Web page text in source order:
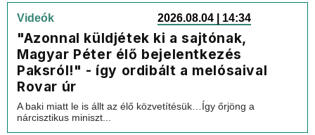
Videók 2026.08.04 | 14:34
"Azonnal küldjétek ki a sajtónak,
Magyar Péter élő bejelentkezés
Paksról!" - így ordibált a melósaival
Rovar úr
A baki miatt le is állt az élő közvetítésük…Így őrjöng a
nárcisztikus miniszt...